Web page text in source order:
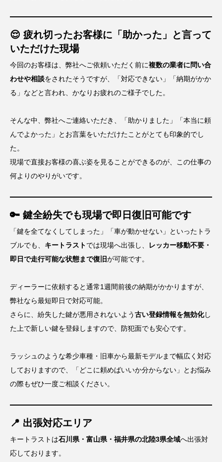
😌 疲れ切ったお客様に「助かった」と言って
いただけた現場
今回のお客様は、弊社へご依頼いただく前に複数の業者に問い合
わせや相談をされたそうですが、「対応できない」「納期がかか
る」などと言われ、かなりお疲れのご様子でした。
そんな中、弊社へご連絡いただき、「助かりました」「本当に頼
んでよかった」とお言葉をいただけたことがとても印象的でし
た。
現場で直接お客様の喜ぶ姿を見ることができるのが、この仕事の
何よりのやりがいです。
🔑 鍵全紛失でも現場で即日復旧可能です
「鍵を全てなくしてしまった」「車が動かせない」といったトラ
ブルでも、 キートラストでは現場へ出張し、
レッカー移動不要・
即日で走行可能な状態まで復旧が可能です。
ディーラーに依頼すると通常1週間前後の納期がかかりますが、
弊社なら最短即日で対応可能。
さらに、紛失した鍵が悪用されないよう古い登録情報を無効化し
た上で新しい鍵を登録しますので、防犯面でも安心です。
ラッシュのような希少車種・旧車から最新モデルまで幅広く対応
しておりますので、「どこに頼めばいいか分からない」とお悩み
の際もぜひ一度ご相談ください。
📍 出張対応エリア
キートラストは石川県・富山県・福井県の北陸3県全域へ出張対
応しております。